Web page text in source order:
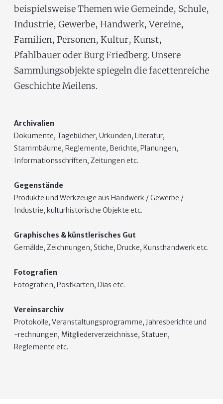
beispielsweise Themen wie Gemeinde, Schule,
Industrie, Gewerbe, Handwerk, Vereine,
Familien, Personen, Kultur, Kunst,
Pfahlbauer oder Burg Friedberg. Unsere
Sammlungsobjekte spiegeln die facettenreiche
Geschichte Meilens.
Archivalien
Dokumente, Tagebücher, Urkunden, Literatur,
Stammbäume, Reglemente, Berichte, Planungen,
Informationsschriften, Zeitungen etc.
Gegenstände
Produkte und Werkzeuge aus Handwerk / Gewerbe /
Industrie, kulturhistorische Objekte etc.
Graphisches & künstlerisches Gut
Gemälde, Zeichnungen, Stiche, Drucke, Kunsthandwerk etc.
Fotografien
Fotografien, Postkarten, Dias etc.
Vereinsarchiv
Protokolle, Veranstaltungsprogramme, Jahresberichte und
-rechnungen, Mitgliederverzeichnisse, Statuen,
Reglemente etc.